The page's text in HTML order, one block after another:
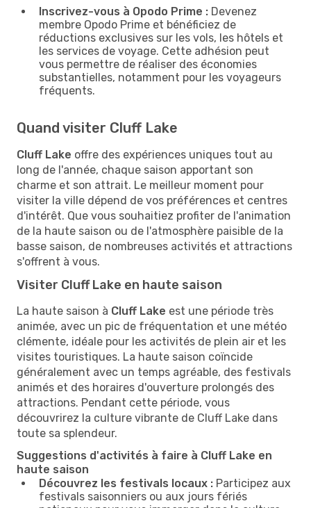
Inscrivez-vous à Opodo Prime : Devenez
membre Opodo Prime et bénéficiez de
réductions exclusives sur les vols, les hôtels et
les services de voyage. Cette adhésion peut
vous permettre de réaliser des économies
substantielles, notamment pour les voyageurs
fréquents.
Quand visiter Cluff Lake
Cluff Lake offre des expériences uniques tout au
long de l'année, chaque saison apportant son
charme et son attrait. Le meilleur moment pour
visiter la ville dépend de vos préférences et centres
d'intérêt. Que vous souhaitiez profiter de l'animation
de la haute saison ou de l'atmosphère paisible de la
basse saison, de nombreuses activités et attractions
s'offrent à vous.
Visiter Cluff Lake en haute saison
La haute saison à Cluff Lake est une période très
animée, avec un pic de fréquentation et une météo
clémente, idéale pour les activités de plein air et les
visites touristiques. La haute saison coïncide
généralement avec un temps agréable, des festivals
animés et des horaires d'ouverture prolongés des
attractions. Pendant cette période, vous
découvrirez la culture vibrante de Cluff Lake dans
toute sa splendeur.
Suggestions d'activités à faire à Cluff Lake en
haute saison
Découvrez les festivals locaux : Participez aux
festivals saisonniers ou aux jours fériés